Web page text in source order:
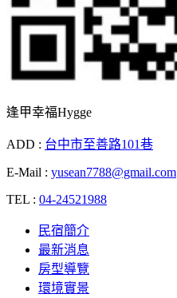
逢甲幸福Hygge
ADD : 台中市至善路101巷
E-Mail : yusean7788@gmail.com
TEL : 04-24521988
民宿簡介
最新消息
房型導覽
環境實景